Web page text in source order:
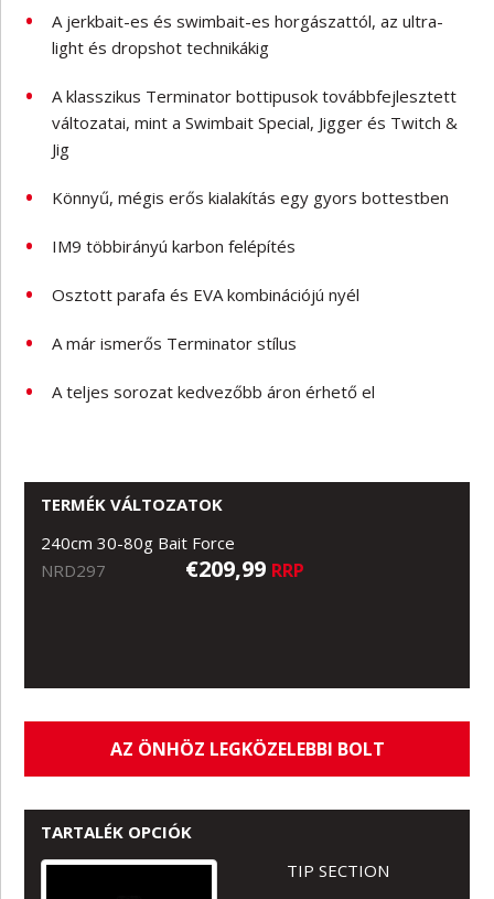
A jerkbait-es és swimbait-es horgászattól, az ultra-
light és dropshot technikákig
A klasszikus Terminator bottipusok továbbfejlesztett
változatai, mint a Swimbait Special, Jigger és Twitch &
Jig
Könnyű, mégis erős kialakítás egy gyors bottestben
IM9 többirányú karbon felépítés
Osztott parafa és EVA kombinációjú nyél
A már ismerős Terminator stílus
A teljes sorozat kedvezőbb áron érhető el
TERMÉK VÁLTOZATOK
240cm 30-80g Bait Force
NRD297
€209,99 RRP
AZ ÖNHÖZ LEGKÖZELEBBI BOLT
TARTALÉK OPCIÓK
TIP SECTION